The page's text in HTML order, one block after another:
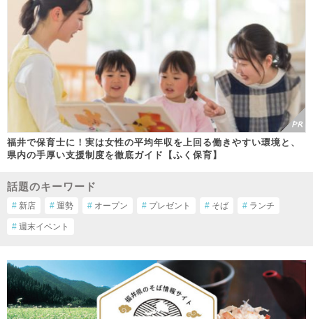
福井で保育士に！実は女性の平均年収を上回る働きやすい環境と、
県内の手厚い支援制度を徹底ガイド【ふく保育】
話題のキーワード
# 新店 # 運勢 # オープン # プレゼント # そば # ランチ
# 週末イベント